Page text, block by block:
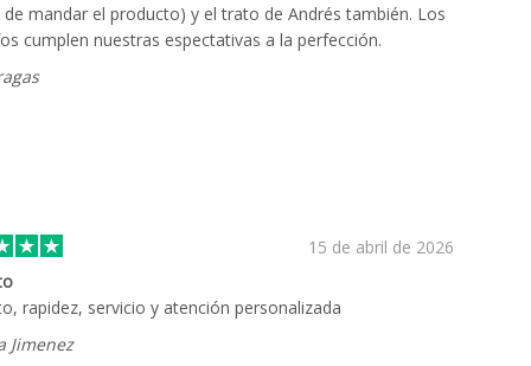
mandar el producto) y el trato de Andrés también. Los
cumplen nuestras espectativas a la perfección.
15 de abril de 2026
rapidez, servicio y atención personalizada
Jimenez